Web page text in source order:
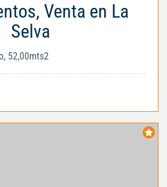
Venta en La
Selva
52,00mts2